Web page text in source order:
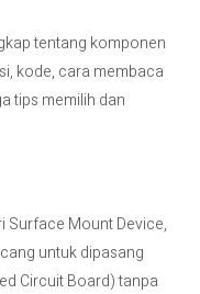
tentang komponen
kode, cara membaca
tips memilih dan
Surface Mount Device,
untuk dipasang
Circuit Board) tanpa